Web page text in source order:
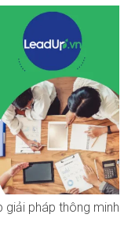
giải pháp thông minh